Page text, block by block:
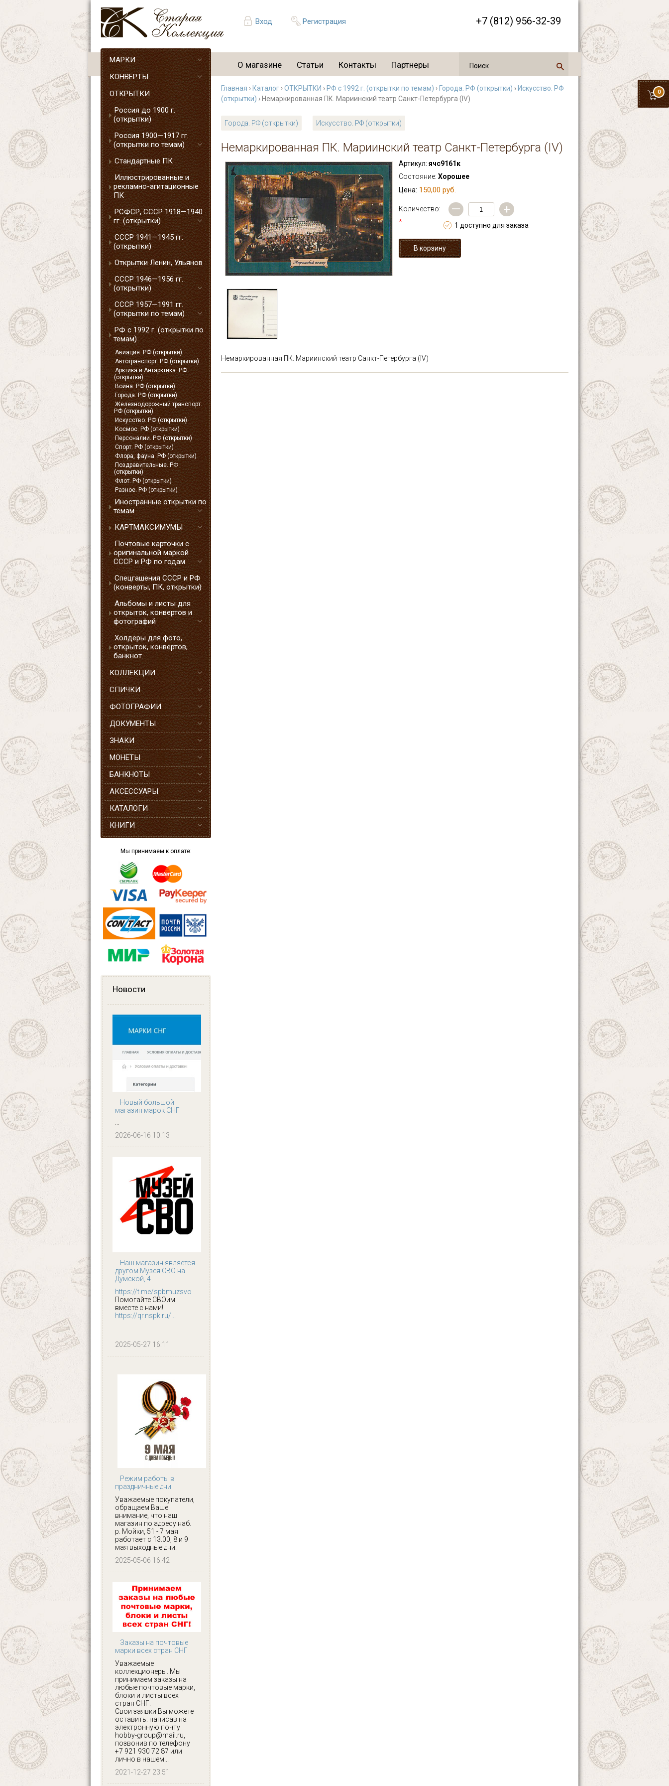
Вход Регистрация +7 (812) 956-32-39
0
О магазине Статьи Контакты Партнеры
МАРКИ
КОНВЕРТЫ
ОТКРЫТКИ
Россия до 1900 г.
(открытки)
Россия 1900—1917 гг.
(открытки по темам)
Стандартные ПК
Иллюстрированные и
рекламно-агитационные
ПК
РСФСР, СССР 1918—1940
гг. (открытки)
СССР 1941—1945 гг.
(открытки)
Открытки Ленин, Ульянов
СССР 1946—1956 гг.
(открытки)
СССР 1957—1991 гг.
(открытки по темам)
РФ с 1992 г. (открытки по
темам)
Авиация. РФ (открытки)
Автотранспорт. РФ (открытки)
Арктика и Антарктика. РФ
(открытки)
Война. РФ (открытки)
Города. РФ (открытки)
Железнодорожный транспорт.
РФ (открытки)
Искусство. РФ (открытки)
Космос. РФ (открытки)
Персоналии. РФ (открытки)
Спорт. РФ (открытки)
Флора, фауна. РФ (открытки)
Поздравительные. РФ
(открытки)
Флот. РФ (открытки)
Разное. РФ (открытки)
Иностранные открытки по
темам
КАРТМАКСИМУМЫ
Почтовые карточки с
оригинальной маркой
СССР и РФ по годам
Спецгашения СССР и РФ
(конверты, ПК, открытки)
Альбомы и листы для
открыток, конвертов и
фотографий
Холдеры для фото,
открыток, конвертов,
банкнот.
КОЛЛЕКЦИИ
СПИЧКИ
ФОТОГРАФИИ
ДОКУМЕНТЫ
ЗНАКИ
МОНЕТЫ
БАНКНОТЫ
АКСЕССУАРЫ
КАТАЛОГИ
КНИГИ
Мы принимаем к оплате:
Новости
Новый большой
магазин марок СНГ
...
2026-06-16 10:13
Наш магазин является
другом Музея СВО на
Думской, 4
https://t.me/spbmuzsvo
Помогайте СВОим
вместе с нами!
https://qr.nspk.ru/...
2025-05-27 16:11
Режим работы в
праздничные дни
Уважаемые покупатели,
обращаем Ваше
внимание, что наш
магазин по адресу наб.
р. Мойки, 51 - 7 мая
работает с 13.00, 8 и 9
мая выходные дни.
2025-05-06 16:42
Заказы на почтовые
марки всех стран СНГ
Уважаемые
коллекционеры. Мы
принимаем заказы на
любые почтовые марки,
блоки и листы всех
стран СНГ.
Свои заявки Вы можете
оставить: написав на
электронную почту
hobby-group@mail.ru,
позвонив по телефону
+7 921 930 72 87 или
лично в нашем...
2021-12-27 23:51
Главная › Каталог ›ОТКРЫТКИ › РФ с 1992 г. (открытки по темам) › Города. РФ (открытки) › Искусство. РФ
(открытки) › Немаркированная ПК. Мариинский театр Санкт-Петербурга (IV)
Города. РФ (открытки) Искусство. РФ (открытки)
Немаркированная ПК. Мариинский театр Санкт-Петербурга (IV)
Артикул: ячс9161к
Состояние: Хорошее
Цена: 150,00 руб.
Количество:
*
— +
1 доступно для заказа
Немаркированная ПК. Мариинский театр Санкт-Петербурга (IV)